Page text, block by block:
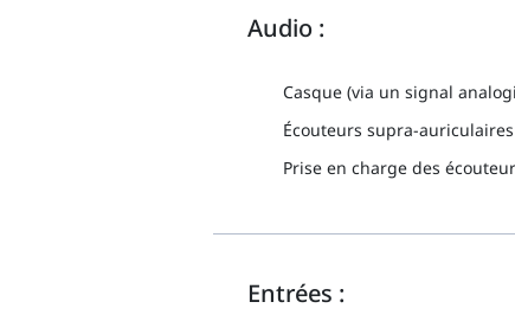
Audio :
Casque (via un signal
Écouteurs supra-
Prise en charge des
Entrées :